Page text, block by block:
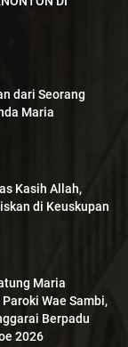
dari Seorang
Maria
Kasih Allah,
di Keuskupan
Maria
Wae Sambi,
Berpadu
2026